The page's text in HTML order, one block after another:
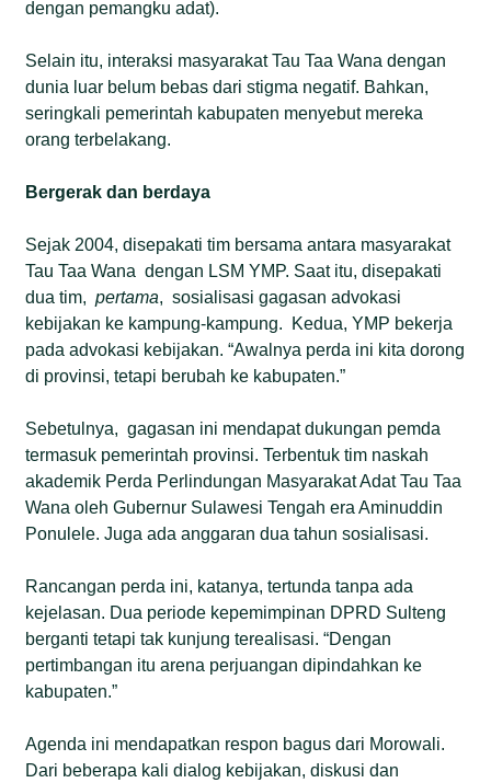
dengan pemangku adat).
Selain itu, interaksi masyarakat Tau Taa Wana dengan
dunia luar belum bebas dari stigma negatif. Bahkan,
seringkali pemerintah kabupaten menyebut mereka
orang terbelakang.
Bergerak dan berdaya
Sejak 2004, disepakati tim bersama antara masyarakat
Tau Taa Wana dengan LSM YMP. Saat itu, disepakati
dua tim,pertama, sosialisasi gagasan advokasi
kebijakan ke kampung-kampung. Kedua, YMP bekerja
pada advokasi kebijakan. “Awalnya perda ini kita dorong
di provinsi, tetapi berubah ke kabupaten.”
Sebetulnya, gagasan ini mendapat dukungan pemda
termasuk pemerintah provinsi. Terbentuk tim naskah
akademik Perda Perlindungan Masyarakat Adat Tau Taa
Wana oleh Gubernur Sulawesi Tengah era Aminuddin
Ponulele. Juga ada anggaran dua tahun sosialisasi.
Rancangan perda ini, katanya, tertunda tanpa ada
kejelasan. Dua periode kepemimpinan DPRD Sulteng
berganti tetapi tak kunjung terealisasi. “Dengan
pertimbangan itu arena perjuangan dipindahkan ke
kabupaten.”
Agenda ini mendapatkan respon bagus dari Morowali.
Dari beberapa kali dialog kebijakan, diskusi dan